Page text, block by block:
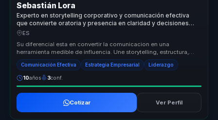
Sebastián Lora
Experto en storytelling corporativo y comunicación efectiva
que convierte oratoria y presencia en claridad y decisiones
para líderes y equipos.
ES
Su diferencial esta en convertir la comunicacion en una
herramienta medible de influencia. Une storytelling, estructura,
presencia y pers...
Comunicación Efectiva Estrategia Empresarial Liderazgo
10años 3conf.
Cotizar Ver Perfil